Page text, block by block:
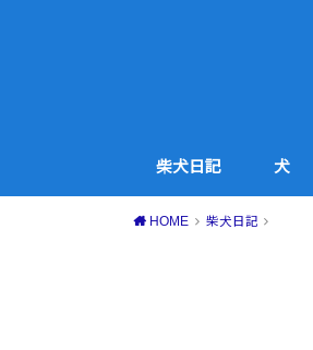
柴犬日記 犬
HOME 柴犬日記